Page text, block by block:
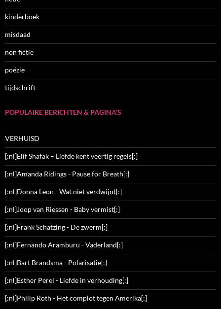
kinderboek
misdaad
non fictie
poëzie
tijdschrift
POPULAIRE BERICHTEN & PAGINA’S
VERHUISD
[:nl]Elif Shafak – Liefde kent veertig regels[:]
[:nl]Amanda Ridings - Pause for Breath[:]
[:nl]Donna Leon - Wat niet verdwijnt[:]
[:nl]Joop van Riessen - Baby vermist[:]
[:nl]Frank Schätzing - De zwerm[:]
[:nl]Fernando Aramburu - Vaderland[:]
[:nl]Bart Brandsma - Polarisatie[:]
[:nl]Esther Perel - Liefde in verhouding[:]
[:nl]Philip Roth - Het complot tegen Amerika[:]